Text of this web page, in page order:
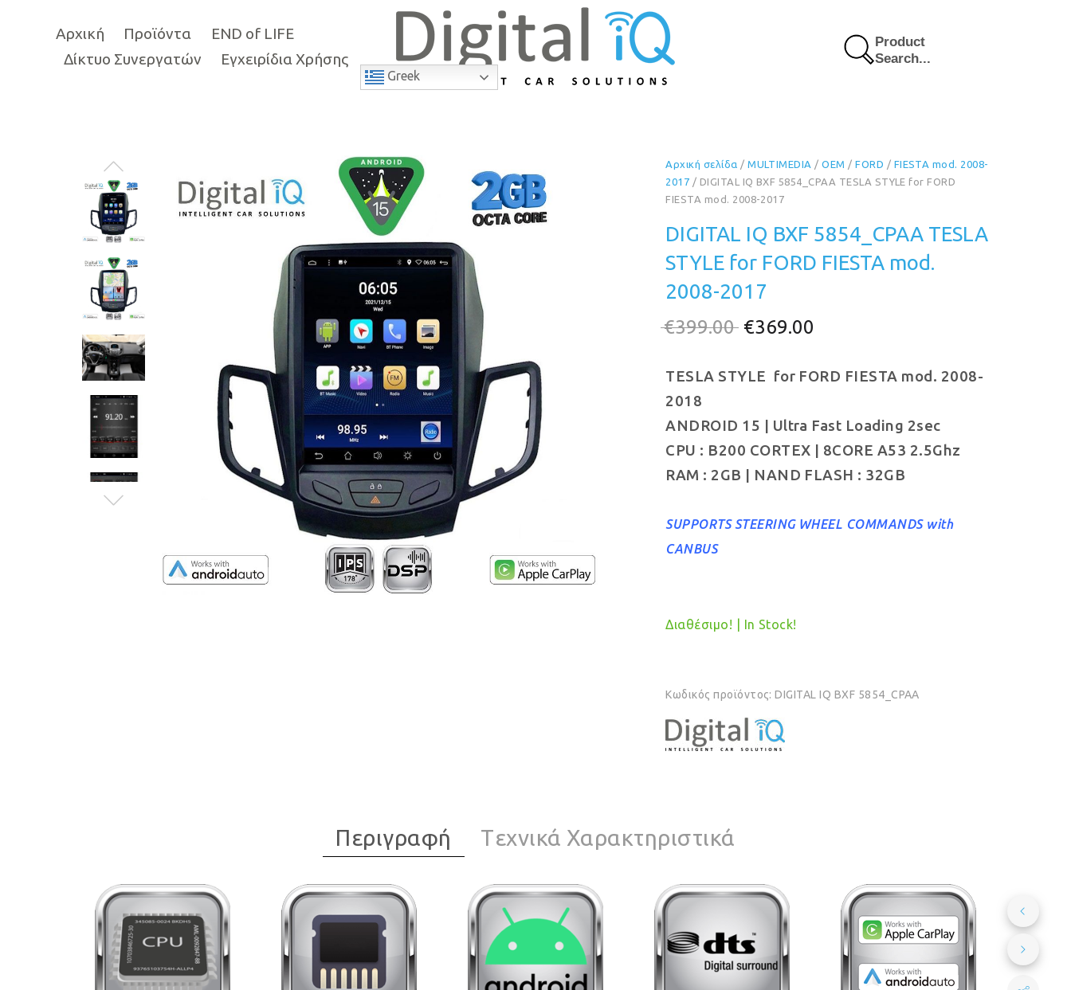
Αρχική Προϊόντα
END of LIFE
Δίκτυο Συνεργατών
Εγχειρίδια Χρήσης
Greek
Product
Search...
8% Έκπτωση
Αρχική σελίδα /MULTIMEDIA /OEM /FORD / FIESTA mod. 2008-
2017 / DIGITAL IQ BXF 5854_CPAA TESLA STYLE for FORD
FIESTA mod. 2008-2017
DIGITAL IQ BXF 5854_CPAA TESLA
STYLE for FORD FIESTA mod.
2008-2017
€399.00 Original
was:
€369.00
τιμή
€369.00.
TESLA STYLE for FORD FIESTA mod. 2008-
2018
ANDROID 15 | Ultra Fast Loading 2sec
CPU : B200 CORTEX | 8CORE A53 2.5Ghz
RAM : 2GB | NAND FLASH : 32GB
SUPPORTS STEERING WHEEL COMMANDS with
CANBUS
Διαθέσιμο! | In Stock!
Κωδικός προϊόντος:DIGITAL IQ BXF 5854_CPAA
Περιγραφή Tεχνικά Χαρακτηριστικά